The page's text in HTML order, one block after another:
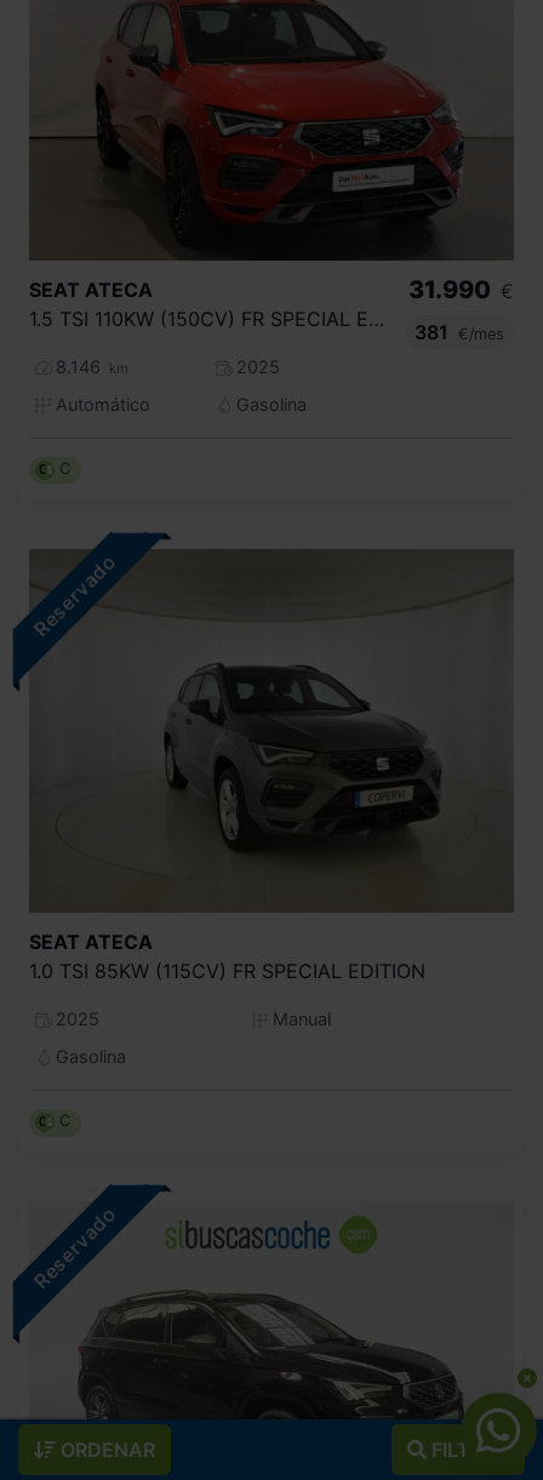
ORDENAR FILTROS
SEAT ATECA
1.5 TSI 110KW (150CV) FR SPECIAL EDITION
8.146 km
2025
Automático
Gasolina
31.990 €
381
€/mes
C
SEAT ATECA
1.0 TSI 85KW (115CV) FR SPECIAL EDITION
2025
Manual
Gasolina
C